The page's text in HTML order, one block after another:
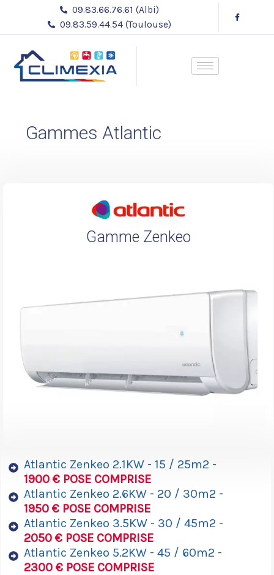
contenu
09.83.66.76.61 (Albi)
09.83.59.44.54 (Toulouse)
Gammes Atlantic
Gamme Zenkeo
Atlantic Zenkeo 2.1KW - 15 / 25m2 -
1900 € POSE COMPRISE
Atlantic Zenkeo 2.6KW - 20 / 30m2 -
1950 € POSE COMPRISE
Atlantic Zenkeo 3.5KW - 30 / 45m2 -
2050 € POSE COMPRISE
Atlantic Zenkeo 5.2KW - 45 / 60m2 -
2300 € POSE COMPRISE